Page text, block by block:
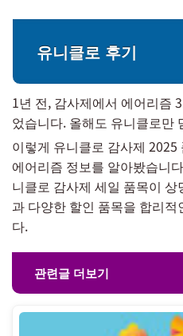
유니클로 후기
1년 전, 감사제에서 에어리즘
었습니다. 올해도 유니클로만
이렇게 유니클로 감사제
에어리즘 정보를 알아봤습니
니클로 감사제 세일 품목이
과 다양한 할인 품목을 합리
다.
관련글 더보기